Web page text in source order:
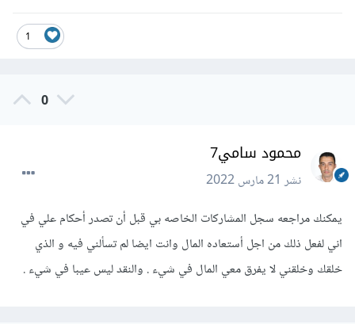
1
0
محمود سامي7
نشر21 مارس 2022
يمكنك مراجعه سجل المشاركات الخاصه بي قبل أن تصدر أحكام علي في
اني لفعل ذلك من اجل أستعاده المال وانت ايضا لم تسألني فيه و الذي
خلقك وخلقني لا يفرق معي المال في شيء . والنقد ليس عيبا في شيء .